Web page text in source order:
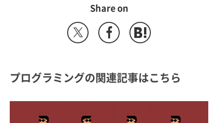
Share on
プログラミングの関連記事はこちら